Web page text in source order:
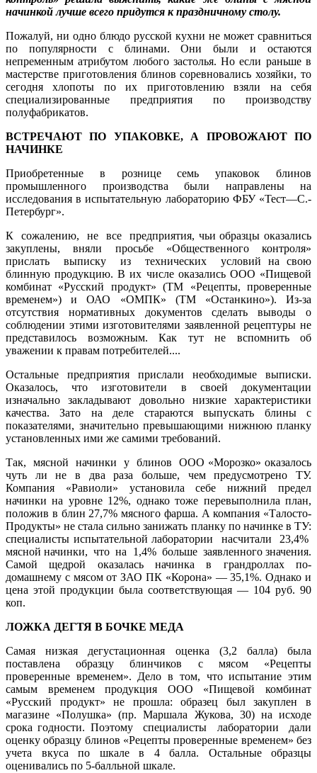
начинкой лучше всего придутся к праздничному столу.
Пожалуй, ни одно блюдо русской кухни не может сравниться
по популярности с блинами. Они были и остаются
непременным атрибутом любого застолья. Но если раньше в
мастерстве приготовления блинов соревновались хозяйки, то
сегодня хлопоты по их приготовлению взяли на себя
специализированные предприятия по производству
полуфабрикатов.
ВСТРЕЧАЮТ ПО УПАКОВКЕ, А ПРОВОЖАЮТ ПО
НАЧИНКЕ
Приобретенные в рознице семь упаковок блинов
промышленного производства были направлены на
исследования в испытательную лабораторию ФБУ «Тест—С.-
Петербург».
К сожалению, не все предприятия, чьи образцы оказались
закуплены, вняли просьбе «Общественного контроля»
прислать выписку из технических условий на свою
блинную продукцию. В их числе оказались ООО «Пищевой
комбинат «Русский продукт» (ТМ «Рецепты, проверенные
временем») и ОАО «ОМПК» (ТМ «Останкино»). Из-за
отсутствия нормативных документов сделать выводы о
соблюдении этими изготовителями заявленной рецептуры не
представилось возможным. Как тут не вспомнить об
уважении к правам потребителей....
Остальные предприятия прислали необходимые выписки.
Оказалось, что изготовители в своей документации
изначально закладывают довольно низкие характеристики
качества. Зато на деле стараются выпускать блины с
показателями, значительно превышающими нижнюю планку
установленных ими же самими требований.
Так, мясной начинки у блинов ООО «Морозко» оказалось
чуть ли не в два раза больше, чем предусмотрено ТУ.
Компания «Равиоли» установила себе нижний предел
начинки на уровне 12%, однако тоже перевыполнила план,
положив в блин 27,7% мясного фарша. А компания «Талосто-
Продукты» не стала сильно занижать планку по начинке в ТУ:
специалисты испытательной лаборатории насчитали 23,4%
мясной начинки, что на 1,4% больше заявленного значения.
Самой щедрой оказалась начинка в грандроллах по-
домашнему с мясом от ЗАО ПК «Корона» — 35,1%. Однако и
цена этой продукции была соответствующая — 104 руб. 90
коп.
ЛОЖКА ДЕГТЯ В БОЧКЕ МЕДА
Самая низкая дегустационная оценка (3,2 балла) была
поставлена образцу блинчиков с мясом «Рецепты
проверенные временем». Дело в том, что испытание этим
самым временем продукция ООО «Пищевой комбинат
«Русский продукт» не прошла: образец был закуплен в
магазине «Полушка» (пр. Маршала Жукова, 30) на исходе
срока годности. Поэтому специалисты лаборатории дали
оценку образцу блинов «Рецепты проверенные временем» без
учета вкуса по шкале в 4 балла. Остальные образцы
оценивались по 5-балльной шкале.